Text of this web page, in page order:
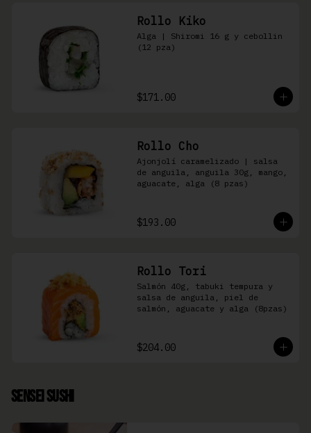
Rollo Kiko
Alga | Shiromi 16 g y cebollin
(12 pza)
$171.00
Rollo Cho
Ajonjolí caramelizado | salsa
de anguila, anguila 30g, mango,
aguacate, alga (8 pzas)
$193.00
Rollo Tori
Salmón 40g, tabuki tempura y
salsa de anguila, piel de
salmón, aguacate y alga (8pzas)
$204.00
Sensei Sushi